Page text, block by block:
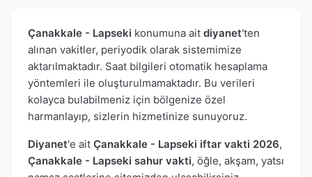
Çanakkale - Lapseki konumuna ait diyanet'ten
alınan vakitler, periyodik olarak sistemimize
aktarılmaktadır. Saat bilgileri otomatik hesaplama
yöntemleri ile oluşturulmamaktadır. Bu verileri
kolayca bulabilmeniz için bölgenize özel
harmanlayıp, sizlerin hizmetinize sunuyoruz.
Diyanet'e ait Çanakkale - Lapseki iftar vakti 2026,
Çanakkale - Lapseki sahur vakti, öğle, akşam, yatsı